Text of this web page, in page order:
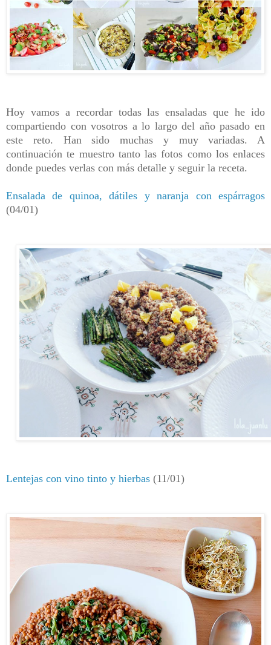
Hoy vamos a recordar todas las ensaladas que he ido
compartiendo con vosotros a lo largo del año pasado en
este reto. Han sido muchas y muy variadas. A
continuación te muestro tanto las fotos como los enlaces
donde puedes verlas con más detalle y seguir la receta.
Ensalada de quinoa, dátiles y naranja con espárragos
(04/01)
Lentejas con vino tinto y hierbas (11/01)